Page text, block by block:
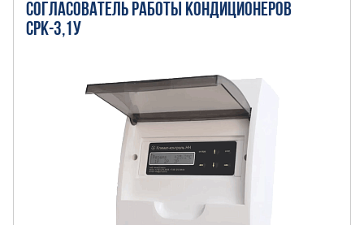
СОГЛАСОВАТЕЛЬ РАБОТЫ КОНДИЦИОНЕРОВ
СРК-3,1У